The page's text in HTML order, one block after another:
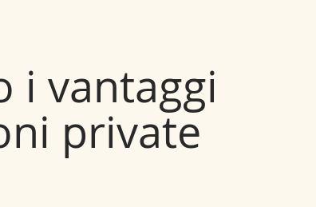
i vantaggi
private